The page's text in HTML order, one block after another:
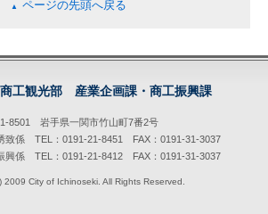
▲ ページの先頭へ戻る
工観光部 産業企画課・商工振興課
8501 岩手県一関市竹山町7番2号
致係 TEL：0191-21-8451 FAX：0191-31-3037
興係 TEL：0191-21-8412 FAX：0191-31-3037
2009 City of Ichinoseki. All Rights Reserved.